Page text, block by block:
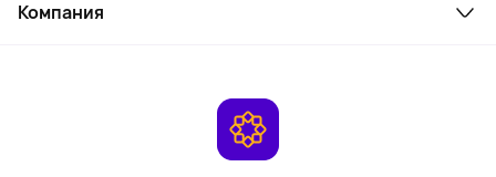
Косметика и уход
Как заказать
Компания